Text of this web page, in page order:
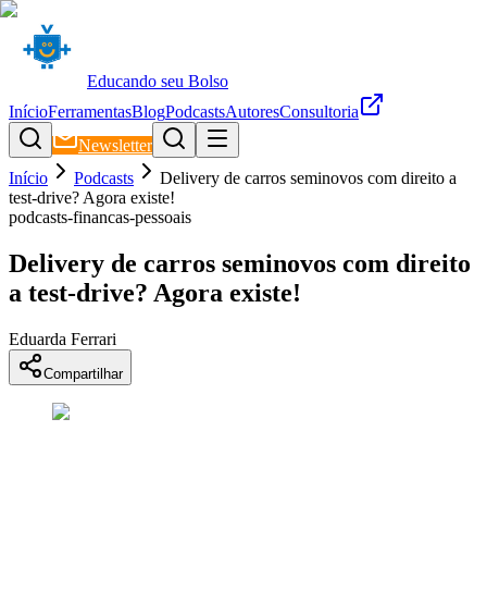
Educando seu Bolso
InícioFerramentasBlogPodcastsAutoresConsultoria
Newsletter
Início
Podcasts
Delivery de carros seminovos com direito a
test-drive? Agora existe!
podcasts-financas-pessoais
Delivery de carros seminovos com direito
a test-drive? Agora existe!
Eduarda Ferrari
Compartilhar